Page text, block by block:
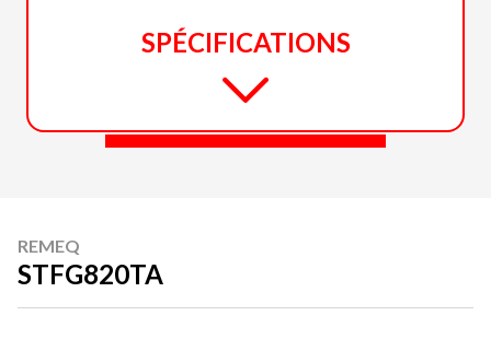
SPÉCIFICATIONS
REMEQ
STFG820TA